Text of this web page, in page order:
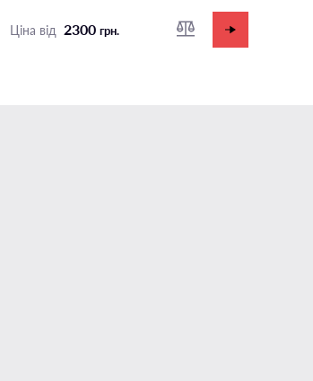
Ціна від 2300 грн.